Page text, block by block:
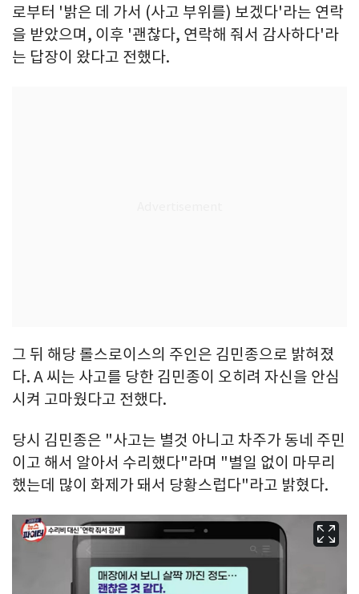
로부터 '밝은 데 가서 (사고 부위를) 보겠다'라는 연락
을 받았으며, 이후 '괜찮다, 연락해 줘서 감사하다'라
는 답장이 왔다고 전했다.
그 뒤 해당 롤스로이스의 주인은 김민종으로 밝혀졌
다. A 씨는 사고를 당한 김민종이 오히려 자신을 안심
시켜 고마웠다고 전했다.
당시 김민종은 "사고는 별것 아니고 차주가 동네 주민
이고 해서 알아서 수리했다"라며 "별일 없이 마무리
했는데 많이 화제가 돼서 당황스럽다"라고 밝혔다.